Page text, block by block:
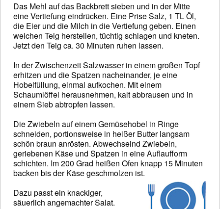
Das Mehl auf das Backbrett sieben und in der Mitte
eine Vertiefung eindrücken. Eine Prise Salz, 1 TL Öl,
die Eier und die Milch in die Vertiefung geben. Einen
weichen Teig herstellen, tüchtig schlagen und kneten.
Jetzt den Teig ca. 30 Minuten ruhen lassen.
In der Zwischenzeit Salzwasser in einem großen Topf
erhitzen und die Spatzen nacheinander, je eine
Hobelfüllung, einmal aufkochen. Mit einem
Schaumlöffel herausnehmen, kalt abbrausen und in
einem Sieb abtropfen lassen.
Die Zwiebeln auf einem Gemüsehobel in Ringe
schneiden, portionsweise in heißer Butter langsam
schön braun anrösten. Abwechselnd Zwiebeln,
geriebenen Käse und Spatzen in eine Auflaufform
schichten. Im 200 Grad heißen Ofen knapp 15 Minuten
backen bis der Käse geschmolzen ist.
Dazu passt ein knackiger,
säuerlich angemachter Salat.